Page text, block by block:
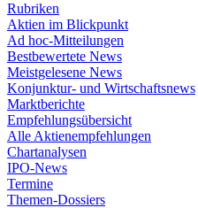
Rubriken
Aktien im Blickpunkt
Ad hoc-Mitteilungen
Bestbewertete News
Meistgelesene News
Konjunktur- und Wirtschaftsnews
Marktberichte
Empfehlungsübersicht
Alle Aktienempfehlungen
Chartanalysen
IPO-News
Termine
Themen-Dossiers